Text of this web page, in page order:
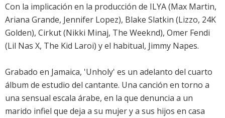
Con la implicación en la producción de ILYA (Max Martin,
Ariana Grande, Jennifer Lopez), Blake Slatkin (Lizzo, 24K
Golden), Cirkut (Nikki Minaj, The Weeknd), Omer Fendi
(Lil Nas X, The Kid Laroi) y el habitual, Jimmy Napes.
Grabado en Jamaica, 'Unholy' es un adelanto del cuarto
álbum de estudio del cantante. Una canción en torno a
una sensual escala árabe, en la que denuncia a un
marido infiel que deja a su mujer y a sus hijos en casa